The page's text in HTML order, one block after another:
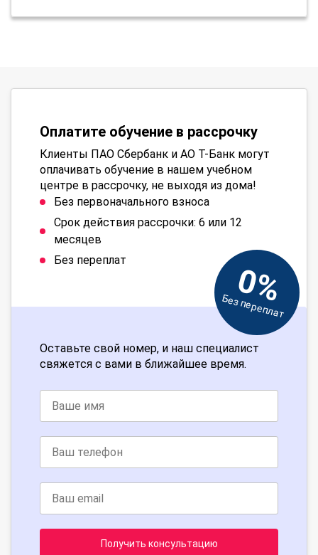
Оплатите обучение в рассрочку
Клиенты ПАО Сбербанк и АО Т-Банк могут
оплачивать обучение в нашем учебном
центре в рассрочку, не выходя из дома!
Без первоначального взноса
Срок действия рассрочки: 6 или 12
месяцев
Без переплат
0%
Без переплат
Оставьте свой номер, и наш специалист
свяжется с вами в ближайшее время.
Получить консультацию